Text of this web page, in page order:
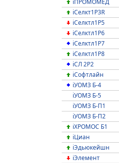
iПРОМОМЕД
iСелкт1Р3R
iСелктл1Р5
iСелктл1Р6
iСелктл1Р7
iСелктл1Р8
iСЛ 2P2
iСофтлайн
iУОМЗ Б-4
iУОМЗ Б-5
iУОМЗ Б-П1
iУОМЗ Б-П2
iХРОМОС Б1
iЦиан
iЭдьюкейшн
iЭлемент